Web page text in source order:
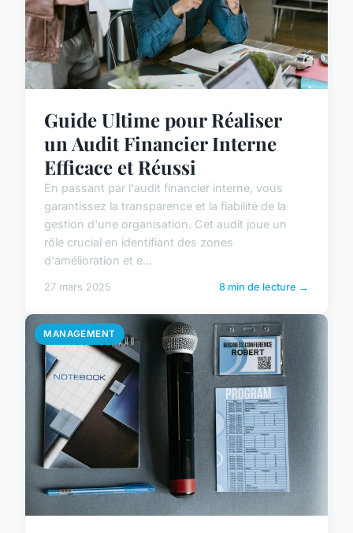
Guide Ultime pour Réaliser
un Audit Financier Interne
Efficace et Réussi
En passant par l'audit financier interne, vous
garantissez la transparence et la fiabilité de la
gestion d'une organisation. Cet audit joue un
rôle crucial en identifiant des zones
d'amélioration et e...
27 mars 2025 8 min de lecture →
MANAGEMENT